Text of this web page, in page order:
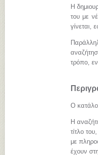
Η
του με
γίνεται,
τρόπο,
Ο
Η
τίτλο
με
έχουν